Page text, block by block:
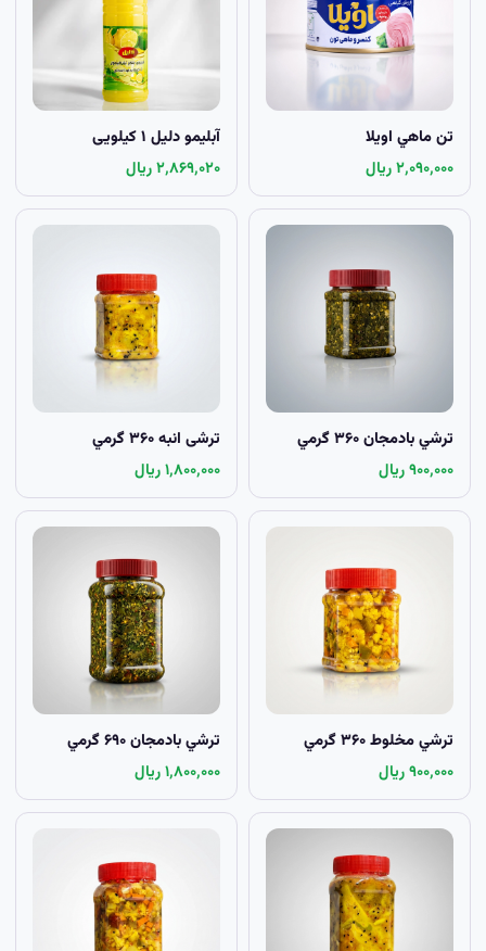
تن ماهي اويلا
۲٬۰۹۰٬۰۰۰ ریال
آبلیمو دلیل ۱ کيلویی
۲٬۸۶۹٬۰۲۰ ریال
ترشي بادمجان ۳۶۰ گرمي
۹۰۰٬۰۰۰ ریال
ترشی انبه ۳۶۰ گرمي
۱٬۸۰۰٬۰۰۰ ریال
ترشي مخلوط ۳۶۰ گرمي
۹۰۰٬۰۰۰ ریال
ترشي بادمجان ۶۹۰ گرمي
۱٬۸۰۰٬۰۰۰ ریال